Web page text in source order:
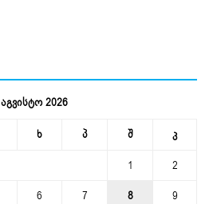
აგვისტო 2026
ხ პ შ კ
1
2
6 7 8
9